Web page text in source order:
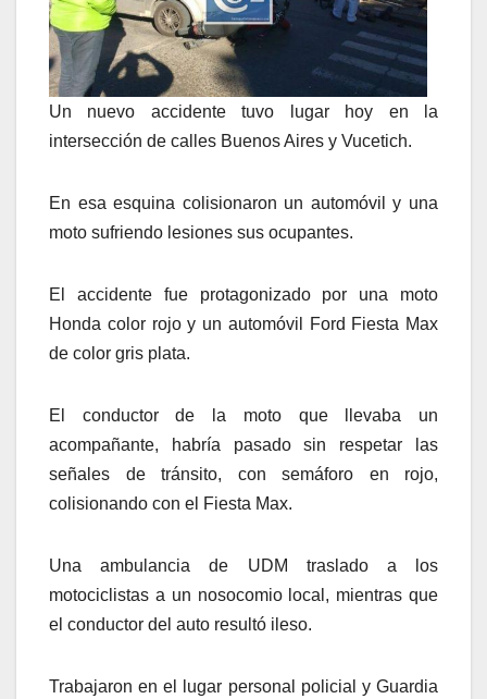
Un nuevo accidente tuvo lugar hoy en la
intersección de calles Buenos Aires y Vucetich.
En esa esquina colisionaron un automóvil y una
moto sufriendo lesiones sus ocupantes.
El accidente fue protagonizado por una moto
Honda color rojo y un automóvil Ford Fiesta Max
de color gris plata.
El conductor de la moto que llevaba un
acompañante, habría pasado sin respetar las
señales de tránsito, con semáforo en rojo,
colisionando con el Fiesta Max.
Una ambulancia de UDM traslado a los
motociclistas a un nosocomio local, mientras que
el conductor del auto resultó ileso.
Trabajaron en el lugar personal policial y Guardia